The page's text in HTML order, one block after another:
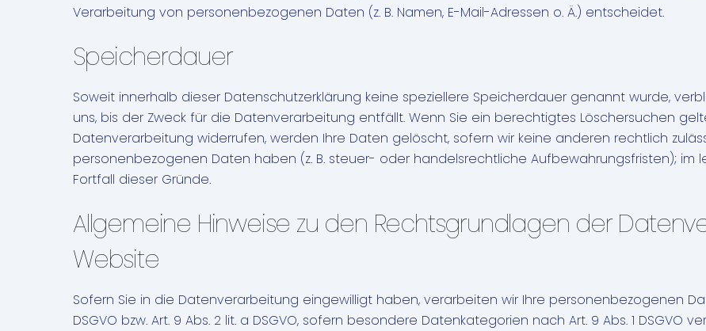
Verarbeitung von personenbezogenen Daten (z. B. Namen, E-Mail-Adressen o. Ä.) entscheidet.
Speicherdauer
Soweit innerhalb dieser Datenschutzerklärung keine speziellere Speicherdauer genannt wurde,
uns, bis der Zweck für die Datenverarbeitung entfällt. Wenn Sie ein berechtigtes Löschersuchen
Datenverarbeitung widerrufen, werden Ihre Daten gelöscht, sofern wir keine anderen rechtlich
personenbezogenen Daten haben (z. B. steuer- oder handelsrechtliche Aufbewahrungsfristen);
Fortfall dieser Gründe.
Allgemeine Hinweise zu den Rechtsgrundlagen der
Website
Sofern Sie in die Datenverarbeitung eingewilligt haben, verarbeiten wir Ihre personenbezogenen
DSGVO bzw. Art. 9 Abs. 2 lit. a DSGVO, sofern besondere Datenkategorien nach Art. 9 Abs. 1 DSGVO